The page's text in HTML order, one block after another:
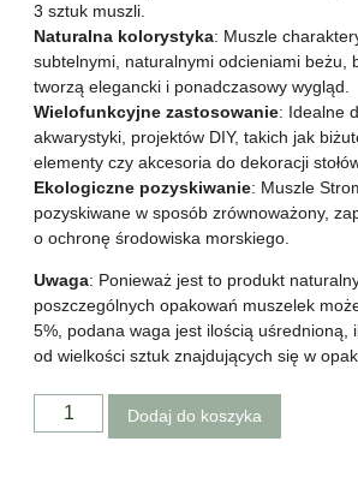
3 sztuk muszli.
Naturalna kolorystyka: Muszle
subtelnymi, naturalnymi odcieniami beżu,
tworzą elegancki i ponadczasowy wygląd.
Wielofunkcyjne zastosowanie: Idealne
akwarystyki, projektów DIY, takich jak
elementy czy akcesoria do dekoracji
Ekologiczne pozyskiwanie: Muszle
pozyskiwane w sposób zrównoważony,
o ochronę środowiska morskiego.
Uwaga: Ponieważ jest to produkt
poszczególnych opakowań muszelek
5%, podana waga jest ilością uśrednioną,
od wielkości sztuk znajdujących się w
Dodaj do koszyka